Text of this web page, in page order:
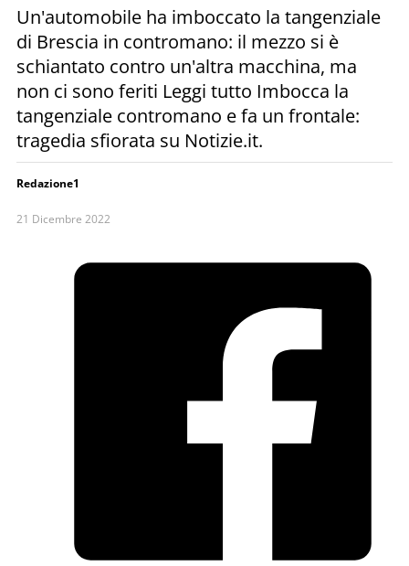
Un'automobile ha imboccato la tangenziale
di Brescia in contromano: il mezzo si è
schiantato contro un'altra macchina, ma
non ci sono feriti Leggi tutto Imbocca la
tangenziale contromano e fa un frontale:
tragedia sfiorata su Notizie.it.
Redazione1
21 Dicembre 2022